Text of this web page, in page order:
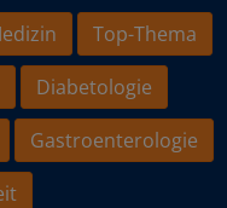
Top-Thema
Diabetologie
Gastroenterologie